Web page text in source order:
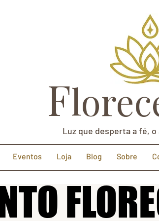
F
Luz que desperta a fé,
Eventos Loja Blog Sobre